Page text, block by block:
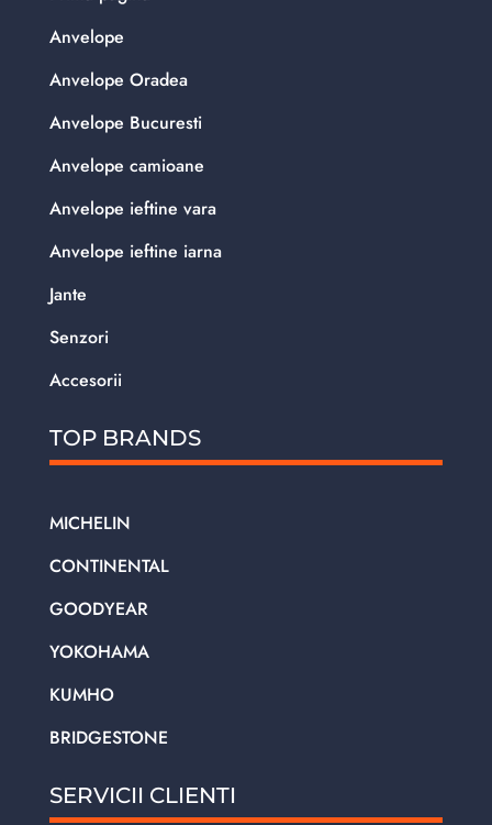
Anvelope
Anvelope Oradea
Anvelope Bucuresti
Anvelope camioane
Anvelope ieftine vara
Anvelope ieftine iarna
Jante
Senzori
Accesorii
TOP BRANDS
MICHELIN
CONTINENTAL
GOODYEAR
YOKOHAMA
KUMHO
BRIDGESTONE
SERVICII CLIENTI